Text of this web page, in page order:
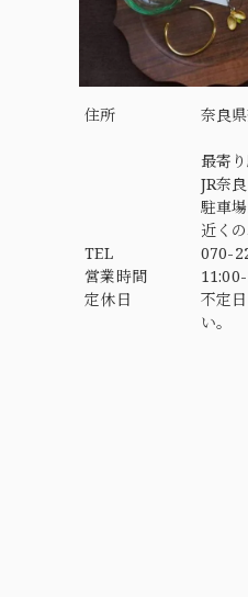
住所 奈良
最寄
JR奈
駐車
近く
TEL
070-
営業時間
定休日
不定
い。